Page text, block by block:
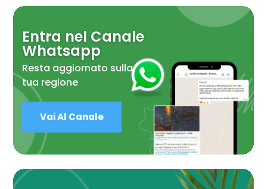
Entra nel Canale
Whatsapp
Resta aggiornato sulla
tua regione
Vai Al Canale